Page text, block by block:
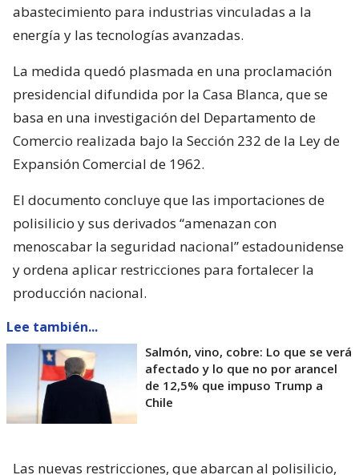
abastecimiento para industrias vinculadas a la
energía y las tecnologías avanzadas.
La medida quedó plasmada en una proclamación
presidencial difundida por la Casa Blanca, que se
basa en una investigación del Departamento de
Comercio realizada bajo la Sección 232 de la Ley de
Expansión Comercial de 1962.
El documento concluye que las importaciones de
polisilicio y sus derivados “amenazan con
menoscabar la seguridad nacional” estadounidense
y ordena aplicar restricciones para fortalecer la
producción nacional.
Lee también...
Salmón, vino, cobre: Lo que se verá
afectado y lo que no por arancel
de 12,5% que impuso Trump a
Chile
Las nuevas restricciones, que abarcan al polisilicio,